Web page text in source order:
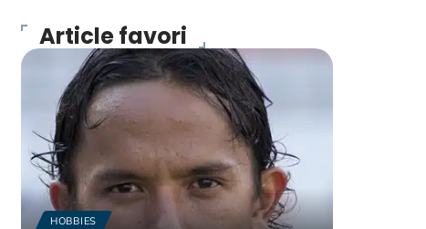
Article favori
HOBBIES